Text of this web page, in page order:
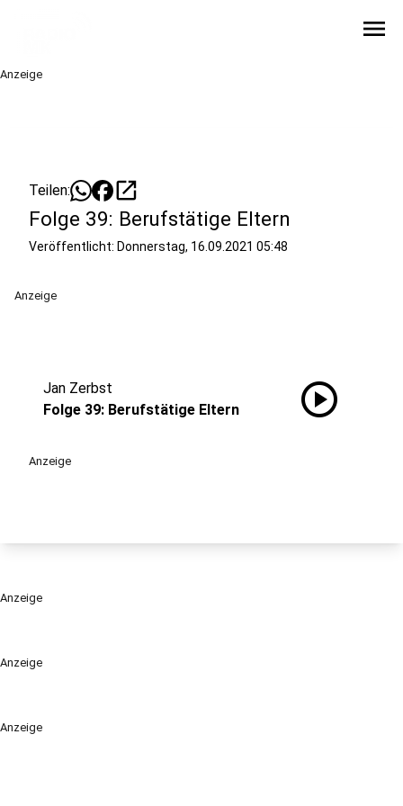
menu
Anzeige
Anzeige
Anzeige
Teilen: open_in_new
Folge 39: Berufstätige Eltern
Veröffentlicht: Donnerstag, 16.09.2021 05:48
Anzeige
Jan Zerbst
Folge 39: Berufstätige Eltern
play_circle
Anzeige
Anzeige